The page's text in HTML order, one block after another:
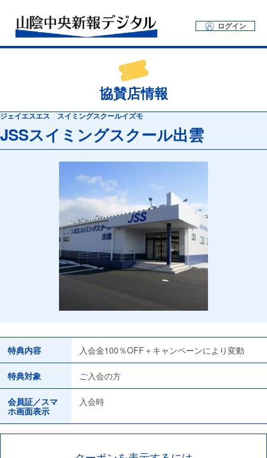
ログイン
協賛店情報
ジェイエスエス スイミングスクールイズモ
JSSスイミングスクール出雲
特典内容 入会金100％OFF＋キャンペーンにより変動
特典対象 ご入会の方
会員証／スマ
ホ画面表示
入会時